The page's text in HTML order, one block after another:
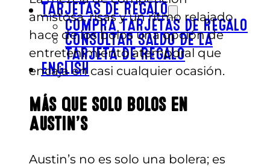
TARJETAS DE REGALO
COMPRA TARJETAS DE REGALO
CONSULTAR SALDO DE LA
TARJETA DE REGALO
ENGLISH
amistosa, risas y un ritmo relajado
hace de los bolos una opción de
entretenimiento atemporal que
encaja en casi cualquier ocasión.
Más que solo bolos en
Austin’s
Austin’s no es solo una bolera; es